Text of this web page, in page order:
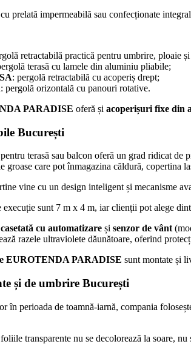
prelată impermeabilă sau confecționate
retractabilă practică pentru umbrire, ploaie
terasă cu lamele din aluminiu pliabile;
: pergolă retractabilă cu acoperiș drept;
: pergolă orizontală cu panouri rotative.
PARADISE oferă și acoperișuri fixe din
București
pentru terasă sau balcon oferă un grad ridicat de
groase care pot înmagazina căldură, copertina
vine cu un design inteligent și mecanisme
sunt 7 m x 4 m, iar clienții pot alege
cu automatizare și senzor de vânt
razele ultraviolete dăunătoare, oferind
EUROTENDA PARADISE sunt montate și
și de umbrire București
în perioada de toamnă-iarnă, compania
transparente nu se decolorează la soare,